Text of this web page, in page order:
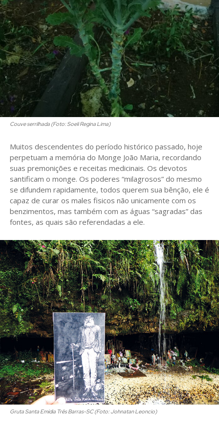
Couve serrilhada (Foto: Soeli Regina Lima)
Muitos descendentes do período histórico passado, hoje
perpetuam a memória do Monge João Maria, recordando
suas premonições e receitas medicinais. Os devotos
santificam o monge. Os poderes “milagrosos” do mesmo
se difundem rapidamente, todos querem sua bênção, ele é
capaz de curar os males fisicos não unicamente com os
benzimentos, mas também com as águas “sagradas” das
fontes, as quais são referendadas a ele.
Gruta Santa Emídia Três Barras-SC (Foto: Johnatan Leoncio)